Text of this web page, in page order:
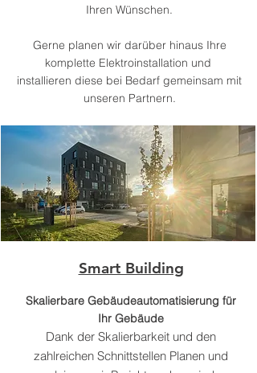
Ihren Wünschen.
Gerne planen wir darüber hinaus Ihre
komplette Elektroinstallation und
installieren diese bei Bedarf gemeinsam mit
unseren Partnern.
Smart Building
Skalierbare Gebäudeautomatisierung für
Ihr Gebäude
Dank der Skalierbarkeit und den
zahlreichen Schnittstellen Planen und